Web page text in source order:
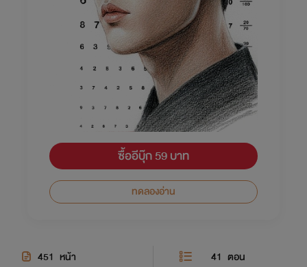
ซื้ออีบุ๊ก 59 บาท
ทดลองอ่าน
451 หน้า 41 ตอน